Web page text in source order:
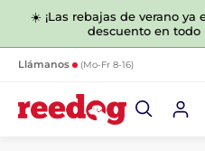
☀️ ¡Las rebajas de verano ya
descuento en todo
Llámanos (Mo-Fr 8-16)